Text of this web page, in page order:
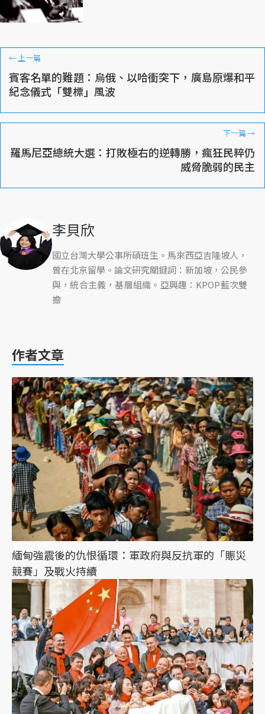
← 上一篇
賓客名單的難題：烏俄、以哈衝突下，廣島原爆和平
紀念儀式「雙標」風波
下一篇→
羅馬尼亞總統大選：打敗極右的逆轉勝，瘋狂民粹仍
威脅脆弱的民主
李貝欣
國立台灣大學公事所碩班生。馬來西亞吉隆坡人，
曾在北京留學。論文研究關鍵詞：新加坡，公民參
與，統合主義，基層組織。亞興趣：KPOP藍次雙
擔
作者文章
緬甸強震後的仇恨循環：軍政府與反抗軍的「賑災
競賽」及戰火持續